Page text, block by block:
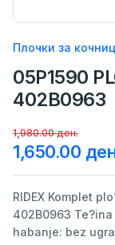
Плочки за
05P1590
402B0963
1,980.00 ден.
1,650.00
RIDEX Komplet
402B0963
habanje: bez